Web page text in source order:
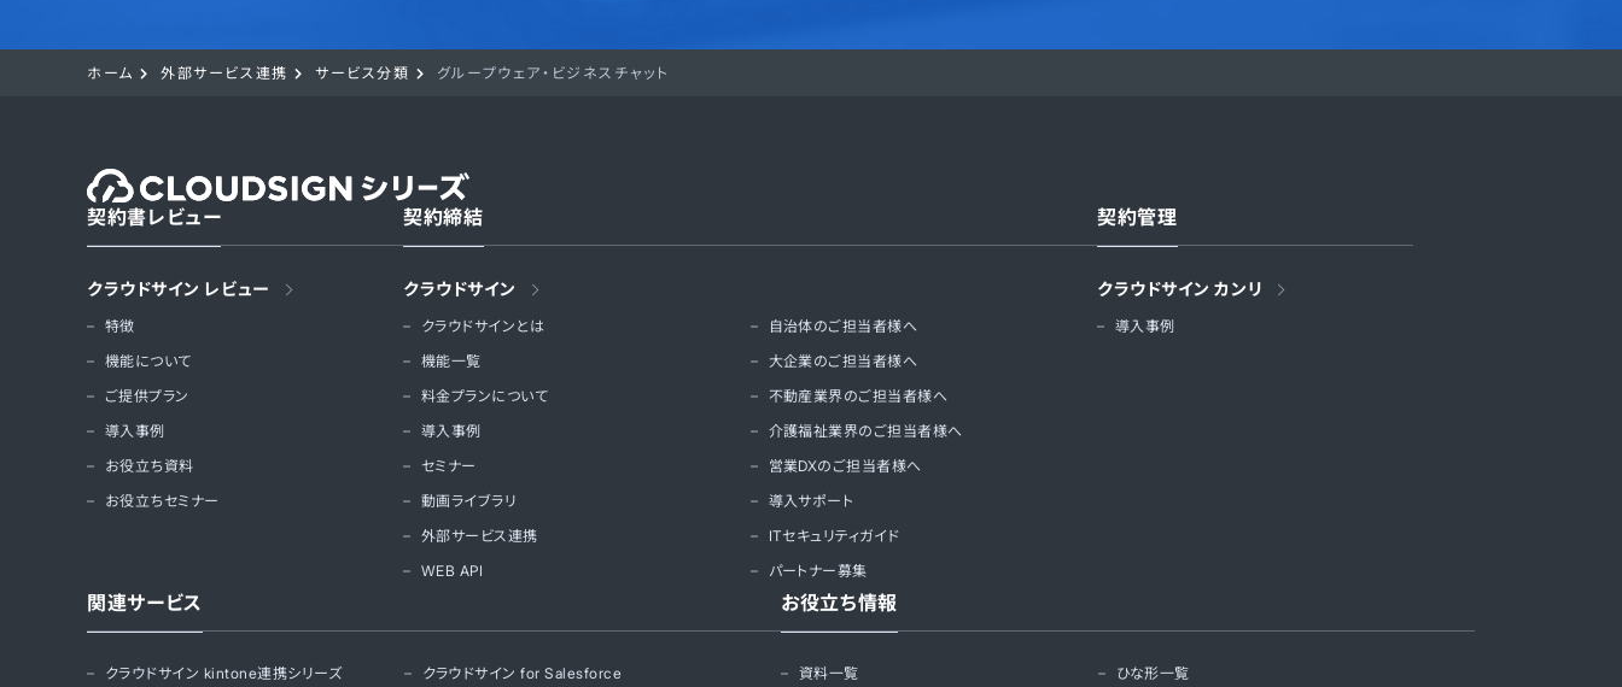
ホーム 外部サービス連携 サービス分類 グループウェア・ビジネスチャット
契約書レビュー
クラウドサイン レビュー
特徴
機能について
ご提供プラン
導入事例
お役立ち資料
お役立ちセミナー
契約締結
クラウドサイン
クラウドサインとは
機能一覧
料金プランについて
導入事例
セミナー
動画ライブラリ
外部サービス連携
WEB API
自治体のご担当者様へ
大企業のご担当者様へ
不動産業界のご担当者様へ
介護福祉業界のご担当者様へ
営業DXのご担当者様へ
導入サポート
ITセキュリティガイド
パートナー募集
契約管理
クラウドサイン カンリ
導入事例
関連サービス
クラウドサイン kintone連携シリーズ クラウドサイン for Salesforce
お役立ち情報
資料一覧 ひな形一覧